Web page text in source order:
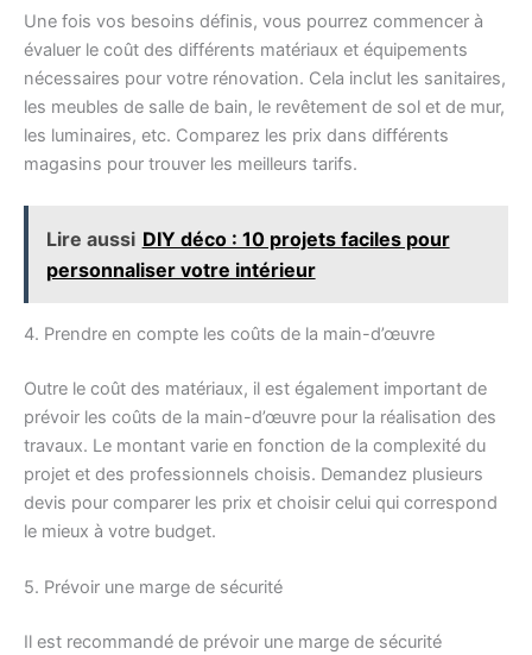
Une fois vos besoins définis, vous pourrez commencer à
évaluer le coût des différents matériaux et équipements
nécessaires pour votre rénovation. Cela inclut les sanitaires,
les meubles de salle de bain, le revêtement de sol et de mur,
les luminaires, etc. Comparez les prix dans différents
magasins pour trouver les meilleurs tarifs.
Lire aussi DIY déco : 10 projets faciles pour
personnaliser votre intérieur
4. Prendre en compte les coûts de la main-d’œuvre
Outre le coût des matériaux, il est également important de
prévoir les coûts de la main-d’œuvre pour la réalisation des
travaux. Le montant varie en fonction de la complexité du
projet et des professionnels choisis. Demandez plusieurs
devis pour comparer les prix et choisir celui qui correspond
le mieux à votre budget.
5. Prévoir une marge de sécurité
Il est recommandé de prévoir une marge de sécurité